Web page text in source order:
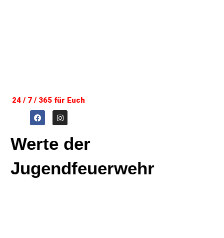
24 / 7 / 365 für Euch
Werte der
Jugendfeuerwehr